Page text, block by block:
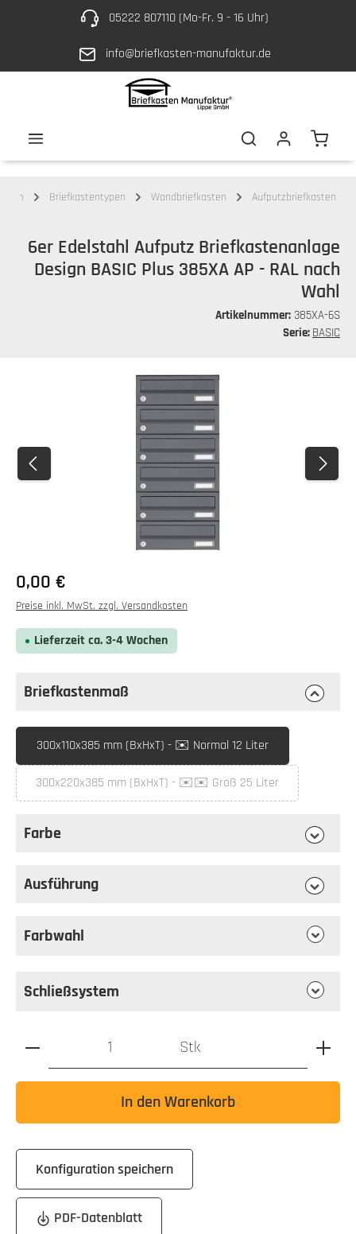
Zum Hauptinhalt springen05222 807110 (Mo-Fr. 9 - 16 Uhr)
info@briefkasten-manufaktur.de
Briefkastentypen Wandbriefkasten Aufputzbriefkasten
6er Edelstahl Aufputz Briefkastenanlage
Design BASIC Plus 385XA AP - RAL nach
Wahl
Artikelnummer: 385XA-6S
Serie: BASIC
Bildergalerie überspringen
0,00 €
Preise inkl. MwSt. zzgl. Versandkosten
Lieferzeit ca. 3-4 Wochen
Briefkastenmaß
Briefkastenmaßauswählen
300x110x385 mm (BxHxT) - ✉️ Normal 12 Liter
300x220x385 mm (BxHxT) - ✉️✉️ Groß 25 Liter
(Diese Option ist zurzeit nicht verfügbar.)
Farbe
Ausführung
Farbwahl
Schließsystem
Produkt Anzahl: Gib den gewünschten Wert ein oder
Stk
In den Warenkorb
Konfiguration speichern
PDF-Datenblatt